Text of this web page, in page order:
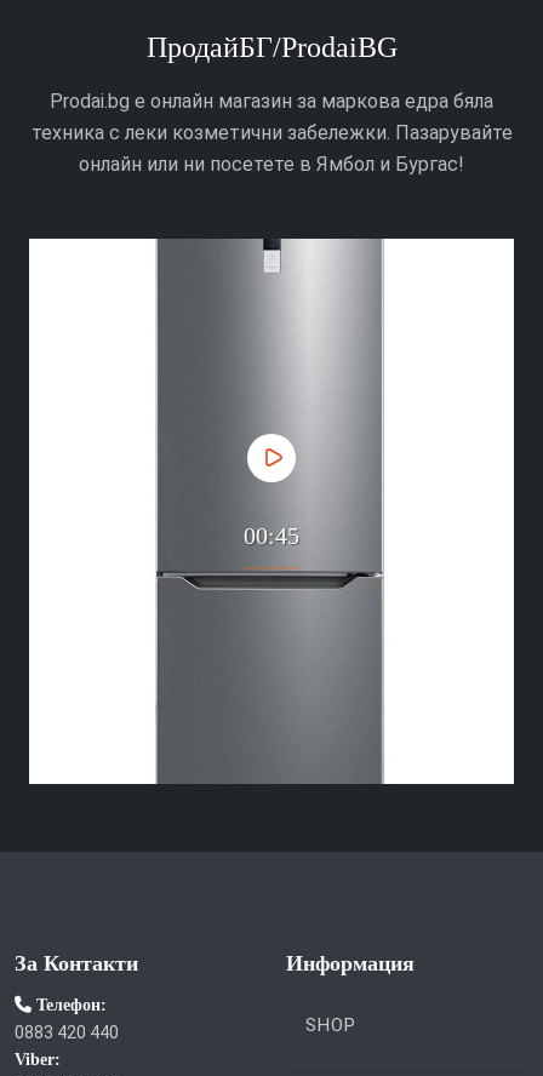
ПродайБГ/ProdaiBG
Prodai.bg е онлайн магазин за маркова едра бяла
техника с леки козметични забележки. Пазарувайте
онлайн или ни посетете в Ямбол и Бургас!
00:45
За Контакти
Телефон:
0883 420 440
Viber:
Информация
SHOP